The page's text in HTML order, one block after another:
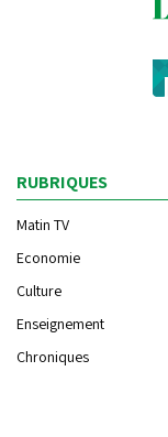
RUBRIQUES
Matin TV
Economie
Culture
Enseignement
Chroniques